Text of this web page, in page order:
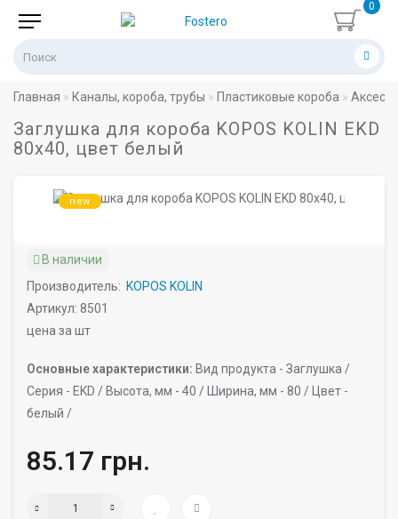
0
Главная Каналы, короба, трубы Пластиковые короба
Заглушка для короба KOPOS KOLIN EKD
80х40, цвет белый
new
В наличии
Производитель: KOPOS KOLIN
Артикул: 8501
цена за шт
Основные характеристики: Вид продукта - Заглушка /
Серия - EKD / Высота, мм - 40 / Ширина, мм - 80 / Цвет -
белый /
85.17 грн.